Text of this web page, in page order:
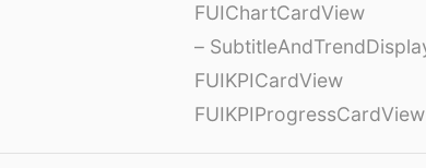
FUIChartCardView
–
FUIKPICardView
FUIKPIProgressCardView